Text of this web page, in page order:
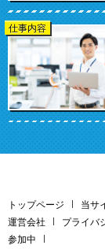
仕事内容
トップページ 当サ
運営会社
プライバ
参加中